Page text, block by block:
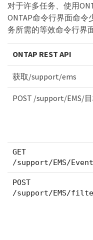
对于许多任务、使用
ONTAP命令行界面命
务所需的等效命令行界
ONTAP REST API
获取/support/ems
POST /support/EMS/
GET
/support/EMS/
POST
/support/EMS/